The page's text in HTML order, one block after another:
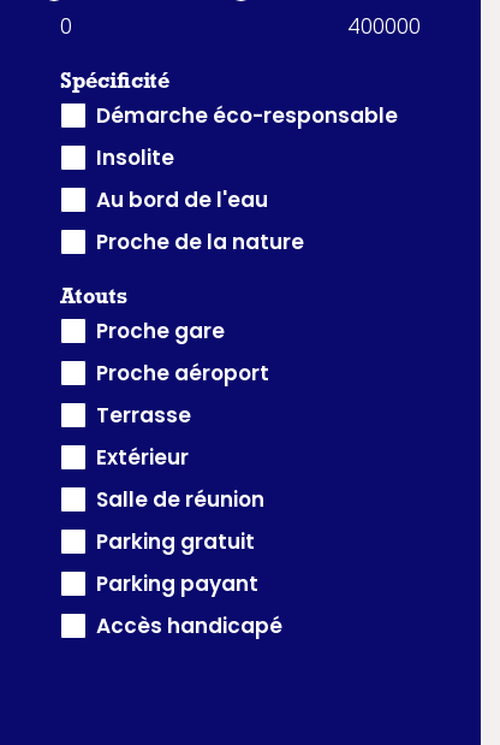
0 400000
Spécificité
Démarche éco-responsable
Insolite
Au bord de l'eau
Proche de la nature
Atouts
Proche gare
Proche aéroport
Terrasse
Extérieur
Salle de réunion
Parking gratuit
Parking payant
Accès handicapé